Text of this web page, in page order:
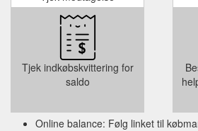
Tjek indkøbskvittering for
saldo
Online balance: Følg linket til